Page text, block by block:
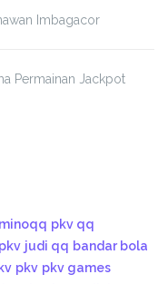
Imbagacor
Permainan Jackpot
pkv qq
judi qq bandar bola
pkv pkv games